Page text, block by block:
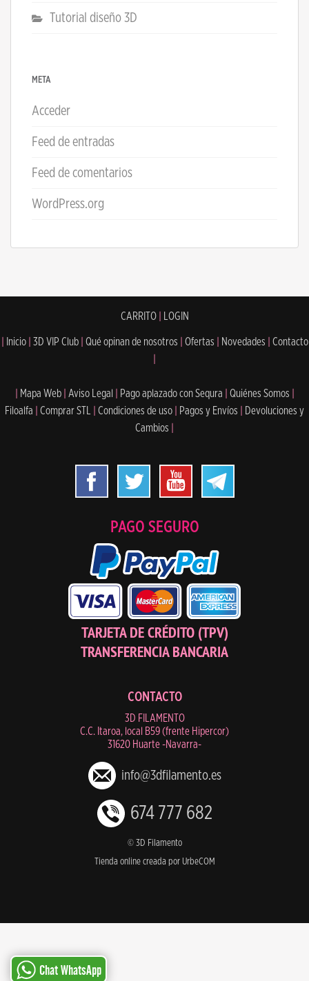
Tutorial diseño 3D
META
Acceder
Feed de entradas
Feed de comentarios
WordPress.org
CARRITO| LOGIN
Inicio 3D VIP Club Qué opinan de nosotros Ofertas Novedades
Contacto
Mapa Web Aviso Legal Pago aplazado con Sequra Quiénes Somos
Filoalfa
Comprar STL Condiciones de uso Pagos y Envíos
Devoluciones y
Cambios
PAGO SEGURO
TARJETA DE CRÉDITO (TPV)
TRANSFERENCIA BANCARIA
CONTACTO
3D FILAMENTO
C.C. Itaroa, local B59 (frente Hipercor)
31620 Huarte -Navarra-
info@3dfilamento.es
674 777 682
© 3D Filamento
Tienda online creada por UrbeCOM
Chat WhatsApp